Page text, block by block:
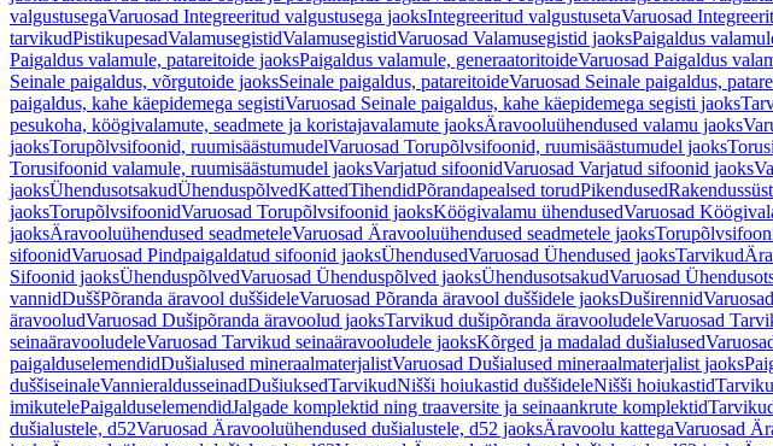
valgustusegaVaruosad Integreeritud valgustusega jaoksIntegreeritud valgustusetaVaruosad
tarvikudPistikupesadValamusegistidValamusegistidVaruosad Valamusegistid jaoksPaigaldus
Paigaldus valamule, patareitoide jaoksPaigaldus valamule, generaatoritoideVaruosad Paigaldus
Seinale paigaldus, võrgutoide jaoksSeinale paigaldus, patareitoideVaruosad Seinale paigaldus,
paigaldus, kahe käepidemega segistiVaruosad Seinale paigaldus, kahe käepidemega segisti jaoks
pesukoha, köögivalamute, seadmete ja koristajavalamute jaoksÄravooluühendused valamu jaoks
jaoksTorupõlvsifoonid, ruumisäästumudelVaruosad Torupõlvsifoonid, ruumisäästumudel jaoks
Torusifoonid valamule, ruumisäästumudel jaoksVarjatud sifoonidVaruosad Varjatud sifoonid jaoks
jaoksÜhendusotsakudÜhenduspõlvedKattedTihendidPõrandapealsed torudPikendused
jaoksTorupõlvsifoonidVaruosad Torupõlvsifoonid jaoksKöögivalamu ühendusedVaruosad
jaoksÄravooluühendused seadmeteleVaruosad Äravooluühendused seadmetele jaoks
sifoonidVaruosad Pindpaigaldatud sifoonid jaoksÜhendusedVaruosad Ühendused jaoksTarvikud
Sifoonid jaoksÜhenduspõlvedVaruosad Ühenduspõlved jaoksÜhendusotsakudVaruosad
vannidDuššPõranda äravool duššideleVaruosad Põranda äravool duššidele jaoksDuširennid
äravooludVaruosad Dušipõranda äravoolud jaoksTarvikud dušipõranda äravooludeleVaruosad
seinaäravooludeleVaruosad Tarvikud seinaäravooludele jaoksKõrged ja madalad dušialused
paigalduselemendidDušialused mineraalmaterjalistVaruosad Dušialused mineraalmaterjalist jaoks
duššiseinaleVannieraldusseinadDušiuksedTarvikudNišši hoiukastid duššideleNišši hoiukastid
imikutelePaigalduselemendidJalgade komplektid ning traaversite ja seinaankrute komplektid
dušialustele, d52Varuosad Äravooluühendused dušialustele, d52 jaoksÄravoolu kattegaVaruosad